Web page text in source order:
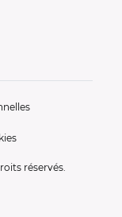
réservés.